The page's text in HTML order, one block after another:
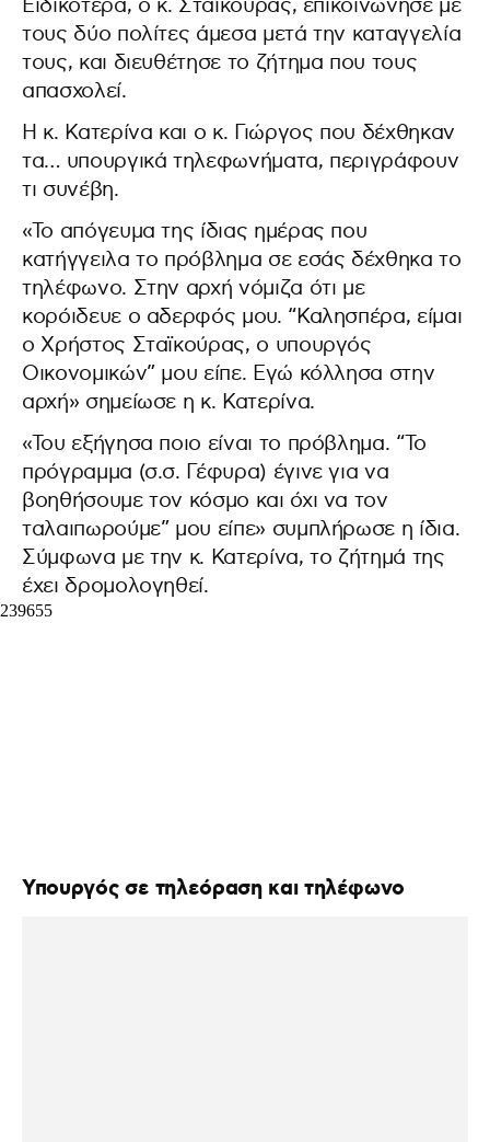
Ειδικότερα, ο κ. Σταϊκούρας, επικοινώνησε με
τους δύο πολίτες άμεσα μετά την καταγγελία
τους, και διευθέτησε το ζήτημα που τους
απασχολεί.
Η κ. Κατερίνα και ο κ. Γιώργος που δέχθηκαν
τα… υπουργικά τηλεφωνήματα, περιγράφουν
τι συνέβη.
«Το απόγευμα της ίδιας ημέρας που
κατήγγειλα το πρόβλημα σε εσάς δέχθηκα το
τηλέφωνο. Στην αρχή νόμιζα ότι με
κορόιδευε ο αδερφός μου. “Καλησπέρα, είμαι
ο Χρήστος Σταϊκούρας, ο υπουργός
Οικονομικών” μου είπε. Εγώ κόλλησα στην
αρχή» σημείωσε η κ. Κατερίνα.
«Του εξήγησα ποιο είναι το πρόβλημα. “Το
πρόγραμμα (σ.σ. Γέφυρα) έγινε για να
βοηθήσουμε τον κόσμο και όχι να τον
ταλαιπωρούμε” μου είπε» συμπλήρωσε η ίδια.
Σύμφωνα με την κ. Κατερίνα, το ζήτημά της
έχει δρομολογηθεί.
Υπουργός σε τηλεόραση και τηλέφωνο